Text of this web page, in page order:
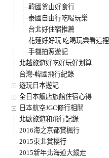
韓國釜山好食行
泰國自由行吃喝玩樂
台北好住宿推薦
花蓮好好玩 吃喝玩樂看這裡
手機拍照遊記
北越旅遊好吃好玩好划算
台灣-韓國飛行紀錄
遊玩日本遊記
全日本飯店旅館住宿心得
日本航空JGC修行相關
北歐旅遊和飛行記錄
2016海之京都賞楓行
2015東北賞櫻行
2015新年北海道大縱走